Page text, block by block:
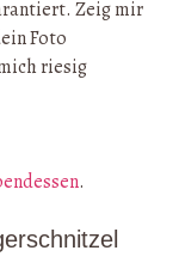
Zeig mir
Foto
riesig
.